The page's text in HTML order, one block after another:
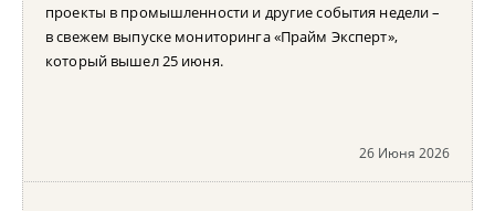
проекты в промышленности и другие события недели –
в свежем выпуске мониторинга «Прайм Эксперт»,
который вышел 25 июня.
26 Июня 2026